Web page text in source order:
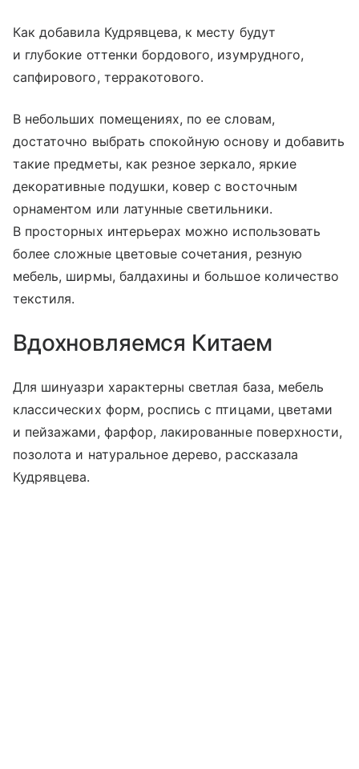
Как добавила Кудрявцева, к месту будут
и глубокие оттенки бордового, изумрудного,
сапфирового, терракотового.
В небольших помещениях, по ее словам,
достаточно выбрать спокойную основу и добавить
такие предметы, как резное зеркало, яркие
декоративные подушки, ковер с восточным
орнаментом или латунные светильники.
В просторных интерьерах можно использовать
более сложные цветовые сочетания, резную
мебель, ширмы, балдахины и большое количество
текстиля.
Вдохновляемся Китаем
Для шинуазри характерны светлая база, мебель
классических форм, роспись с птицами, цветами
и пейзажами, фарфор, лакированные поверхности,
позолота и натуральное дерево, рассказала
Кудрявцева.